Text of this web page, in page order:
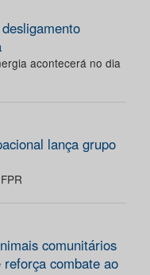
acontecerá no dia
lança grupo
comunitários
combate ao